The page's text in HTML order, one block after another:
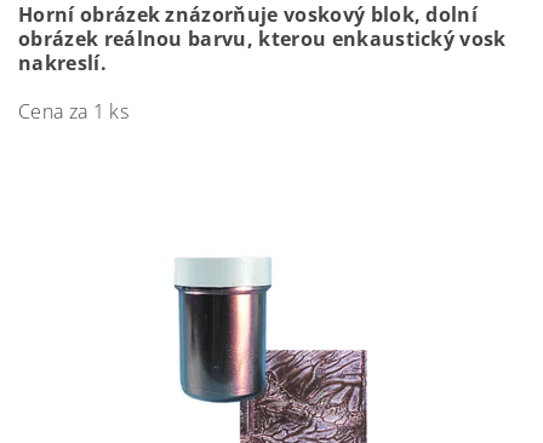
Horní obrázek znázorňuje voskový blok, dolní
obrázek reálnou barvu, kterou enkaustický vosk
nakreslí.
Cena za 1 ks